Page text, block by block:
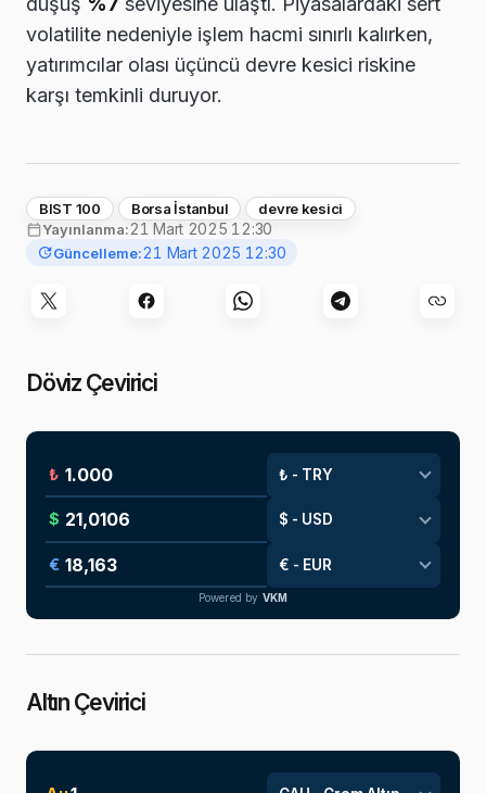
volatilite nedeniyle işlem hacmi sınırlı kalırken,
yatırımcılar olası üçüncü devre kesici riskine
karşı temkinli duruyor.
BIST 100 Borsa İstanbul
devre kesici
Yayınlanma:21 Mart 2025 12:30
Güncelleme:21 Mart 2025 12:30
Döviz Çevirici
₺
$
€
Powered by VKM
Altın Çevirici